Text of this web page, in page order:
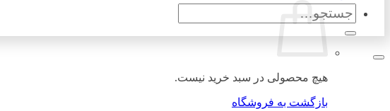
هیچ محصولی در سبد خرید نیست.
بازگشت به فروشگاه
جستجو
برای: